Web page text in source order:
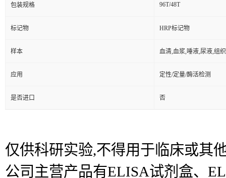
包装规格 96T/48T
标记物 HRP标记物
样本 血清,血浆,唾液,尿液,组
应用 定性/定量/酶活检测
是否进口 否
仅供科研实验,不得用于临床或其
公司主营产品有ELISA试剂盒、